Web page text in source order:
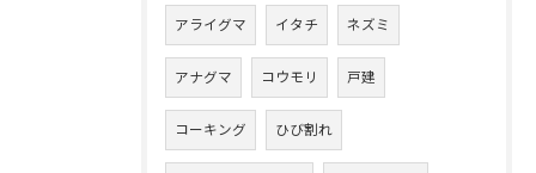
アライグマ イタチ ネズミ
アナグマ コウモリ 戸建
コーキング ひび割れ